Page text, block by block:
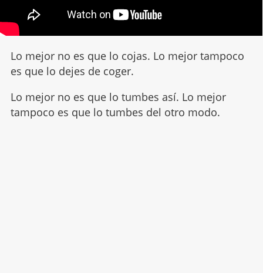
Lo mejor no es que lo cojas. Lo mejor tampoco
es que lo dejes de coger.
Lo mejor no es que lo tumbes así. Lo mejor
tampoco es que lo tumbes del otro modo.